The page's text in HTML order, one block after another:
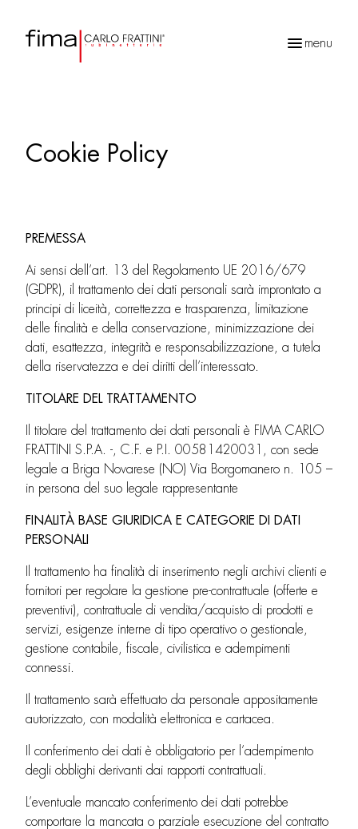
menu
Cookie Policy
PREMESSA
Ai sensi dell’art. 13 del Regolamento UE 2016/679
(GDPR), il trattamento dei dati personali sarà improntato a
principi di liceità, correttezza e trasparenza, limitazione
delle finalità e della conservazione, minimizzazione dei
dati, esattezza, integrità e responsabilizzazione, a tutela
della riservatezza e dei diritti dell’interessato.
TITOLARE DEL TRATTAMENTO
Il titolare del trattamento dei dati personali è FIMA CARLO
FRATTINI S.P.A. -, C.F. e P.I. 00581420031, con sede
legale a Briga Novarese (NO) Via Borgomanero n. 105 –
in persona del suo legale rappresentante
FINALITÀ BASE GIURIDICA E CATEGORIE DI DATI
PERSONALI
Il trattamento ha finalità di inserimento negli archivi clienti e
fornitori per regolare la gestione pre-contrattuale (offerte e
preventivi), contrattuale di vendita/acquisto di prodotti e
servizi, esigenze interne di tipo operativo o gestionale,
gestione contabile, fiscale, civilistica e adempimenti
connessi.
Il trattamento sarà effettuato da personale appositamente
autorizzato, con modalità elettronica e cartacea.
Il conferimento dei dati è obbligatorio per l’adempimento
degli obblighi derivanti dai rapporti contrattuali.
L’eventuale mancato conferimento dei dati potrebbe
comportare la mancata o parziale esecuzione del contratto